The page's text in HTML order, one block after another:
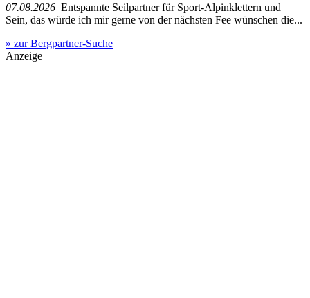
07.08.2026 Entspannte Seilpartner für Sport-Alpinklettern und
Sein, das würde ich mir gerne von der nächsten Fee wünschen die...
» zur Bergpartner-Suche
Anzeige